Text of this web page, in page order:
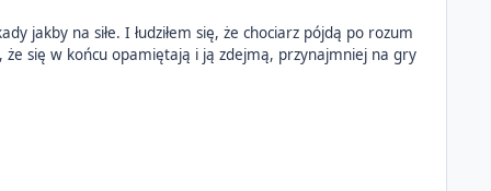
jakby na siłe. I łudziłem się, że chociarz pójdą po rozum
że się w końcu opamiętają i ją zdejmą, przynajmniej na gry